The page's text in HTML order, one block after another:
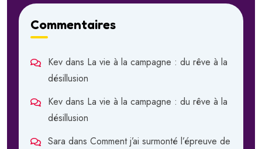
Commentaires
Kev dans La vie à la campagne : du rêve à la
désillusion
Kev dans La vie à la campagne : du rêve à la
désillusion
Sara dans Comment j’ai surmonté l’épreuve de